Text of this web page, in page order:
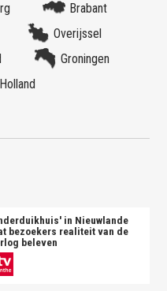
Brabant
Overijssel
Groningen
in Nieuwlande
bezoekers realiteit van de
beleven